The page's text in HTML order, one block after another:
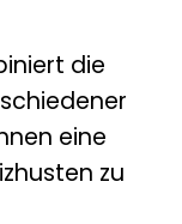
die
eine
zu